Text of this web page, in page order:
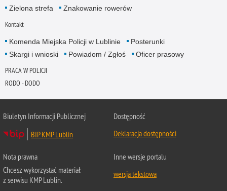
Zielona strefa
Znakowanie rowerów
Kontakt
Komenda Miejska Policji w Lublinie
Posterunki
Skargi i wnioski
Powiadom / Zgłoś Oficer prasowy
PRACA W POLICJI
RODO - DODO
Biuletyn Informacji Publicznej
BIP KMP Lublin
Dostępność
Deklaracja dostępności
Nota prawna
Chcesz wykorzystać materiał
z serwisu KMP Lublin.
Inne wersje portalu
wersja tekstowa